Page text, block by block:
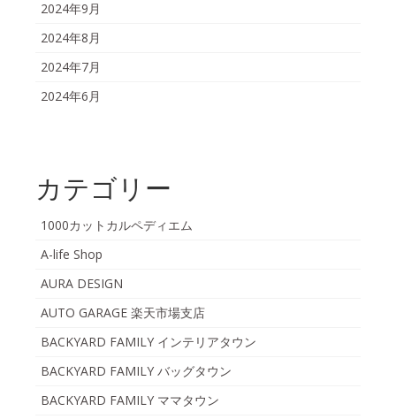
2024年9月
2024年8月
2024年7月
2024年6月
カテゴリー
1000カットカルペディエム
A-life Shop
AURA DESIGN
AUTO GARAGE 楽天市場支店
BACKYARD FAMILY インテリアタウン
BACKYARD FAMILY バッグタウン
BACKYARD FAMILY ママタウン